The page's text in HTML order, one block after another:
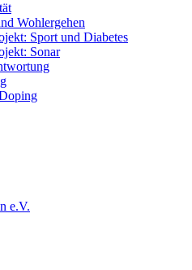
Wohlergehen
Sport und Diabetes
Sonar
e.V.